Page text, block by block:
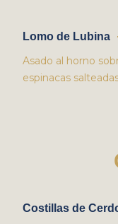
Lomo de Lubina
Asado al horno
espinacas
Costillas de